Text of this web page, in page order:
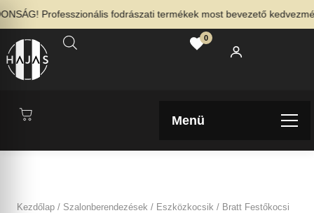
Professzionális fodrászati termékek most bevezető
0
Menü
Kezdőlap / Szalonberendezések / Eszközkocsik / Bratt Festőkocsi